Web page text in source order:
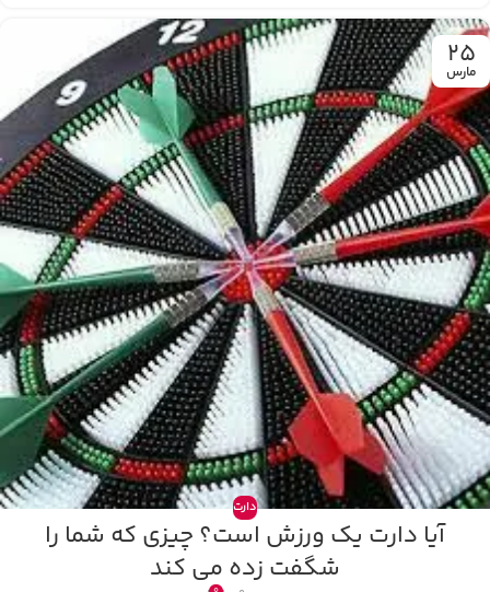
25
مارس
دارت
آیا دارت یک ورزش است؟ چیزی که شما را
شگفت زده می کند